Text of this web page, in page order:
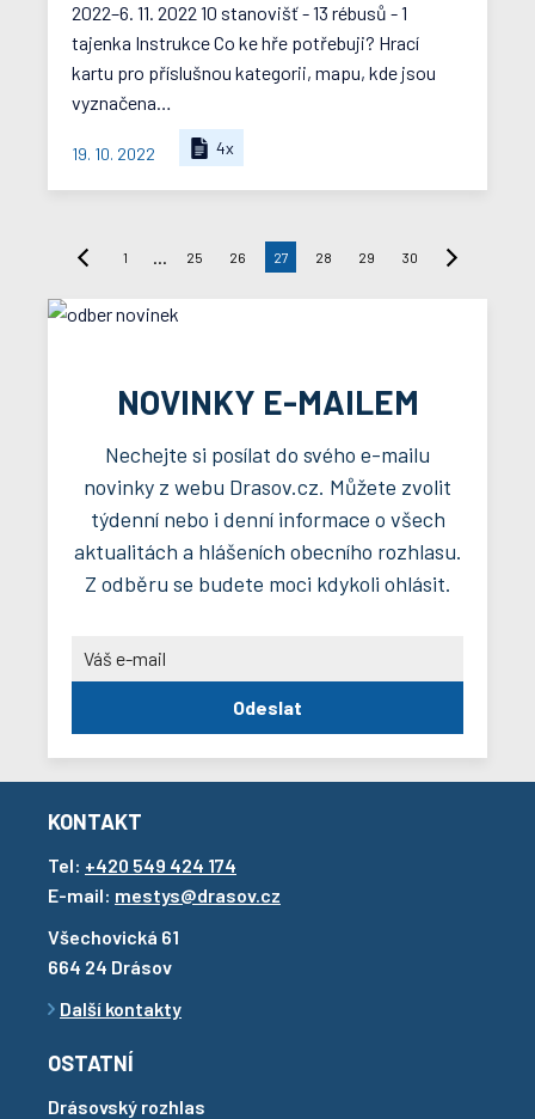
2022–6. 11. 2022 10 stanovišť - 13 rébusů - 1
tajenka Instrukce Co ke hře potřebuji? Hrací
kartu pro příslušnou kategorii, mapu, kde jsou
vyznačena…
19. 10. 2022 4x
1 ... 25 26 27 28 29 30
NOVINKY E-MAILEM
Nechejte si posílat do svého e-mailu
novinky z webu Drasov.cz. Můžete zvolit
týdenní nebo i denní informace o všech
aktualitách a hlášeních obecního rozhlasu.
Z odběru se budete moci kdykoli ohlásit.
Odeslat
KONTAKT
Tel: +420 549 424 174
E-mail: mestys@drasov.cz
Všechovická 61
664 24 Drásov
Další kontakty
OSTATNÍ
Drásovský rozhlas